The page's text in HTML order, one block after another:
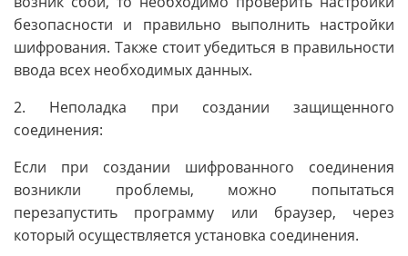
безопасности и правильно выполнить настройки
шифрования. Также стоит убедиться в правильности
ввода всех необходимых данных.
2. Неполадка при создании защищенного
соединения:
Если при создании шифрованного соединения
возникли проблемы, можно попытаться
перезапустить программу или браузер, через
который осуществляется установка соединения.